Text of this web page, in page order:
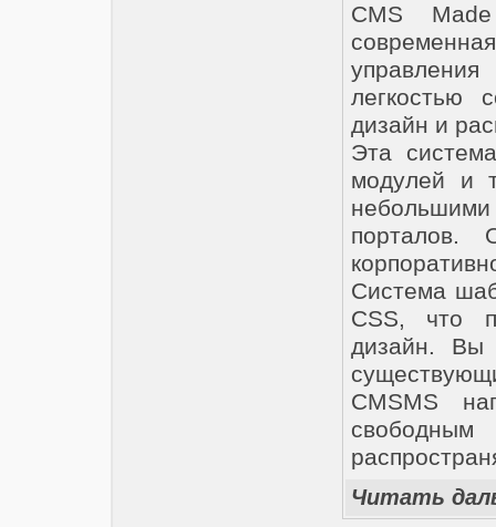
CMS
легкостью
дизайн и
Эта
модулей и
порталов.
Система
CSS, что
дизайн. Вы
CMSMS
Читать